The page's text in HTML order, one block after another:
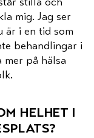
stilla och
mig. Jag ser
är i en tid som
behandlingar i
mer på hälsa
helhet i